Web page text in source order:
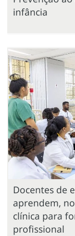
infância
Docentes de
aprendem,
clínica para
profissional